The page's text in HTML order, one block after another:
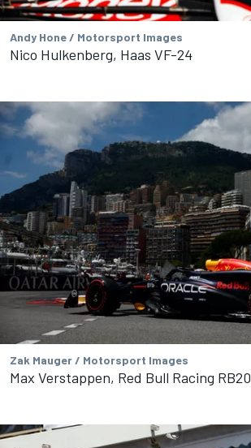
Andy Hone / Motorsport Images
Nico Hulkenberg, Haas VF-24
Zak Mauger / Motorsport Images
Max Verstappen, Red Bull Racing RB20